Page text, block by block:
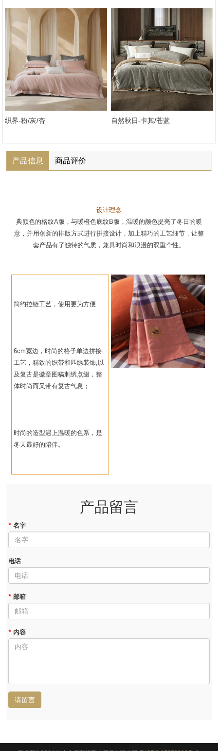
织界-粉/灰/杏 自然秋日-卡其/苍蓝
产品信息 商品评价
设计理念
典颜色的格纹A版，与暖橙色底纹B版，温暖的颜色提亮了冬日的暖
意，并用创新的排版方式进行拼接设计，加上精巧的工艺细节，让整
套产品有了独特的气质，兼具时尚和浪漫的双重个性。
简约拉链工艺，使用更为方便
6cm宽边，时尚的格子单边拼接
工艺，精致的织带和匹绣装饰,以
及复古是徽章图稿刺绣点缀，整
体时尚而又带有复古气息；
时尚的造型遇上温暖的色系，是
冬天最好的陪伴。
产品留言
* 名字
电话
* 邮箱
* 内容
请留言